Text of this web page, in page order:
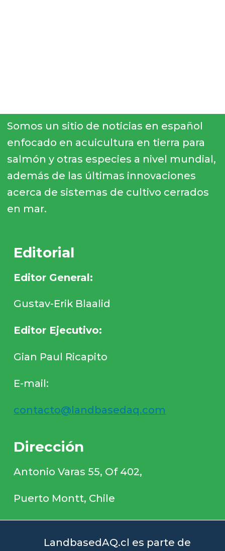
Somos un sitio de noticias en español
enfocado en acuicultura en tierra para
salmón y otras especies a nivel mundial,
además de las últimas innovaciones
acerca de sistemas de cultivo cerrados
en mar.
Editorial
Editor General:
Gustav-Erik Blaalid
Editor Ejecutivo:
Gian Paul Ricapito
E-mail:
contacto@landbasedaq.com
Dirección
Antonio Varas 55, Of 402,
Puerto Montt, Chile
LandbasedAQ.cl es parte de